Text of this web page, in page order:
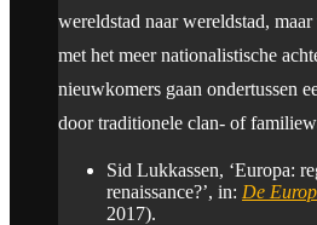
wereldstad naar wereldstad,
met het meer nationalistische
nieuwkomers gaan ondertussen
door traditionele clan- of
Sid Lukkassen, ‘Europa:
renaissance?’, in: De
2017).